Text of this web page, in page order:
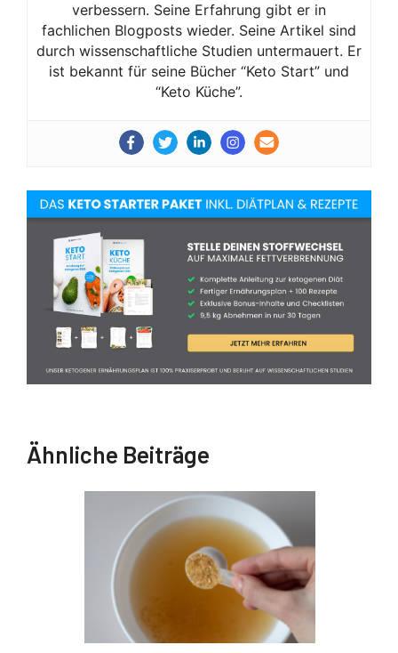
verbessern. Seine Erfahrung gibt er in
fachlichen Blogposts wieder. Seine Artikel sind
durch wissenschaftliche Studien untermauert. Er
ist bekannt für seine Bücher “Keto Start” und
“Keto Küche”.
Ähnliche Beiträge